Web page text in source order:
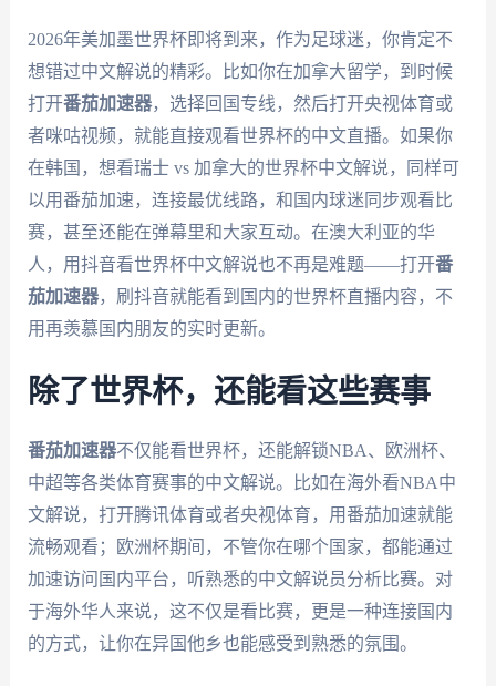
2026年美加墨世界杯即将到来，作为足球迷，你肯定不
想错过中文解说的精彩。比如你在加拿大留学，到时候
打开番茄加速器，选择回国专线，然后打开央视体育或
者咪咕视频，就能直接观看世界杯的中文直播。如果你
在韩国，想看瑞士 vs 加拿大的世界杯中文解说，同样可
以用番茄加速，连接最优线路，和国内球迷同步观看比
赛，甚至还能在弹幕里和大家互动。在澳大利亚的华
人，用抖音看世界杯中文解说也不再是难题——打开番
茄加速器，刷抖音就能看到国内的世界杯直播内容，不
用再羡慕国内朋友的实时更新。
除了世界杯，还能看这些赛事
番茄加速器不仅能看世界杯，还能解锁NBA、欧洲杯、
中超等各类体育赛事的中文解说。比如在海外看NBA中
文解说，打开腾讯体育或者央视体育，用番茄加速就能
流畅观看；欧洲杯期间，不管你在哪个国家，都能通过
加速访问国内平台，听熟悉的中文解说员分析比赛。对
于海外华人来说，这不仅是看比赛，更是一种连接国内
的方式，让你在异国他乡也能感受到熟悉的氛围。